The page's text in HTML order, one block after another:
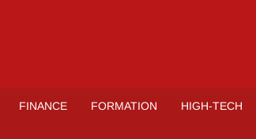
FINANCE FORMATION HIGH-TECH